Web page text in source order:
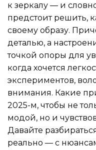
к зеркалу — и
предстоит решить,
своему образу.
деталью, а
точкой опоры для
когда хочется
экспериментов,
внимания. Какие
2025-м, чтобы не
модой, но и
Давайте
реально — с